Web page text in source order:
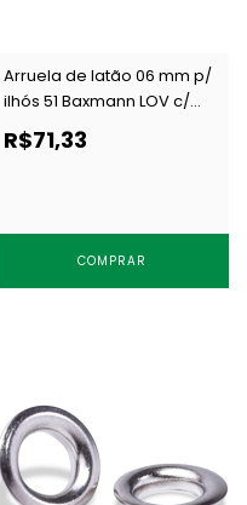
Arruela de latão 06 mm p/
ilhós 51 Baxmann LOV c/
1000 un
R$71,33
COMPRAR